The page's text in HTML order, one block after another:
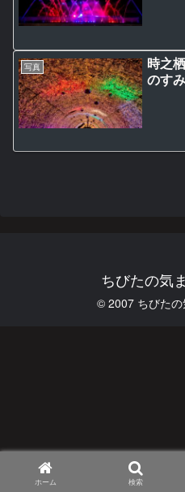
写真
時之
のす
ちびたの気
© 2007 ちびた
ホーム 検索